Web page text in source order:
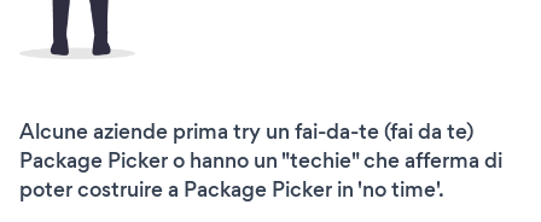
Alcune aziende prima try un fai-da-te (fai da te)
Package Picker o hanno un "techie" che afferma di
poter costruire a Package Picker in 'no time'.